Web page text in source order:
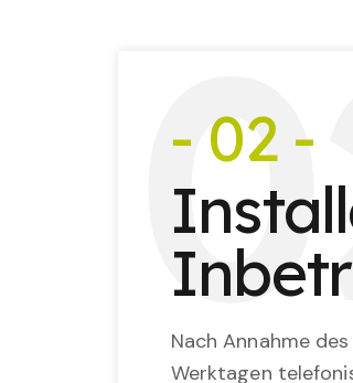
0
- 02 -
Nach Annahme
Werktagen